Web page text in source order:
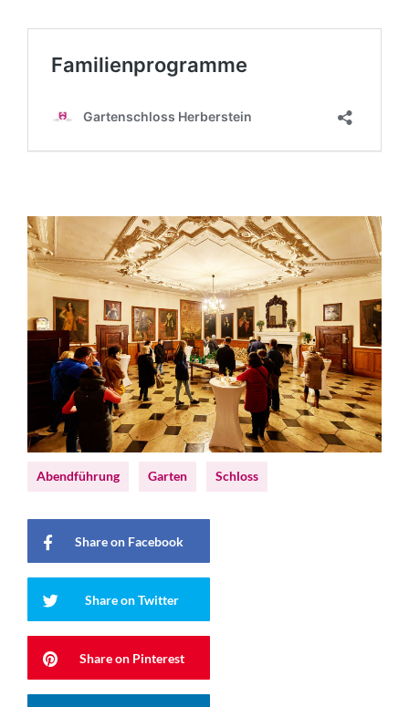
Abendführung Garten Schloss
Share on Facebook
Share on Twitter
Share on Pinterest